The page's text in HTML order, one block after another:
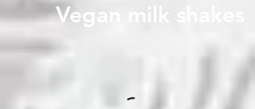
Vegan milk shakes